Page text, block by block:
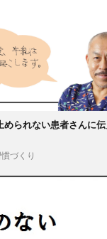
められない患者さんに
慣づくり